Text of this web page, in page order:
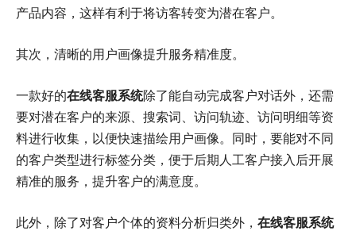
产品内容，这样有利于将访客转变为潜在客户。
其次，清晰的用户画像提升服务精准度。
一款好的在线客服系统除了能自动完成客户对话外，还需
要对潜在客户的来源、搜索词、访问轨迹、访问明细等资
料进行收集，以便快速描绘用户画像。同时，要能对不同
的客户类型进行标签分类，便于后期人工客户接入后开展
精准的服务，提升客户的满意度。
此外，除了对客户个体的资料分析归类外， 在线客服系统